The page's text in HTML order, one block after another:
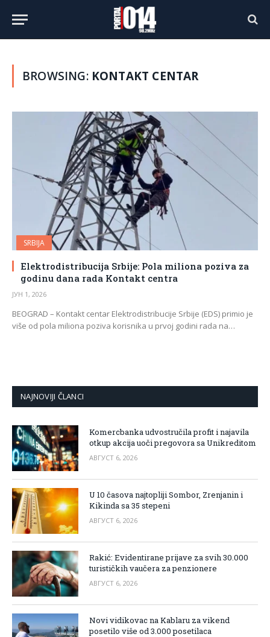
BROWSING: KONTAKT CENTAR
SRBIJA
Elektrodistribucija Srbije: Pola miliona poziva za
godinu dana rada Kontakt centra
ЈУН 1, 2026
BEOGRAD – Kontakt centar Elektrodistribucije Srbije (EDS) primio je
više od pola miliona poziva korisnika u prvoj godini rada na…
NAJNOVIJI ČLANCI
Komercbanka udvostručila profit i najavila
otkup akcija uoči pregovora sa Unikreditom
АВГУСТ 6, 2026
U 10 časova najtopliji Sombor, Zrenjanin i
Kikinda sa 35 stepeni
АВГУСТ 6, 2026
Rakić: Evidentirane prijave za svih 30.000
turističkih vaučera za penzionere
АВГУСТ 6, 2026
Novi vidikovac na Kablaru za vikend
posetilo više od 3.000 posetilaca